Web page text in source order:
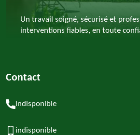
Un travail soigné, sécurisé et
interventions fiables, en toute
Contact
indisponible
indisponible